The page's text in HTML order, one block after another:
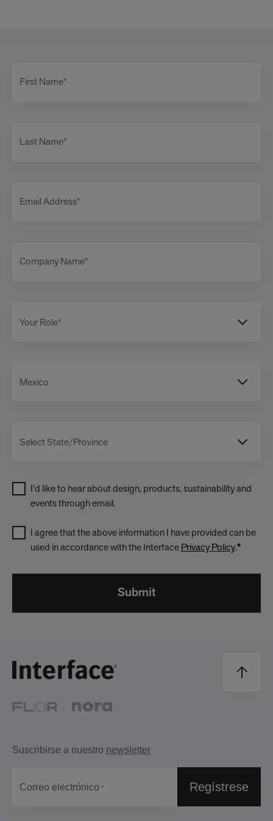
I'd like to hear about design, products, sustainability and
events through email.
I agree that the above information I have provided can be
used in accordance with the Interface Privacy Policy.*
Submit
Suscribirse a nuestro newsletter
Correo electrónico Regístrese